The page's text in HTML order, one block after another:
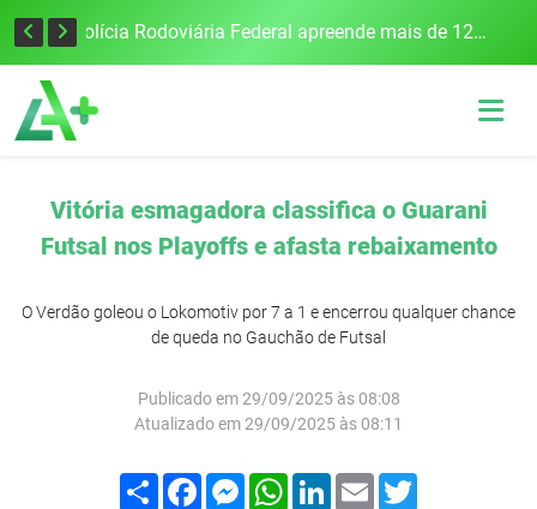
Tecnologia inovadora desenvolvida na UFSM/FW utiliza drones e IA para monitorar a qualidade da água Polícia Rodoviária Federal apreende mais de 120 quilos de maconha na BR-386, em Frederico Westphalen
Vitória esmagadora classifica o Guarani
Futsal nos Playoffs e afasta rebaixamento
O Verdão goleou o Lokomotiv por 7 a 1 e encerrou qualquer chance
de queda no Gauchão de Futsal
Publicado em 29/09/2025 às 08:08
Atualizado em 29/09/2025 às 08:11
Compartilhar
FacebookMessenger
WhatsApp
LinkedIn
Email